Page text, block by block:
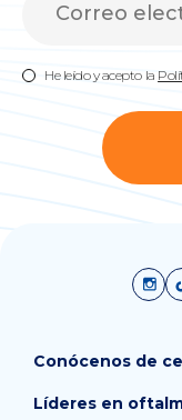
He leído y acepto la
Conócenos de
Líderes en